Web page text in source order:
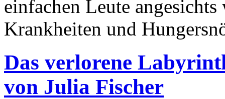
einfachen Leute
Krankheiten und
Das verlorene
von Julia Fischer